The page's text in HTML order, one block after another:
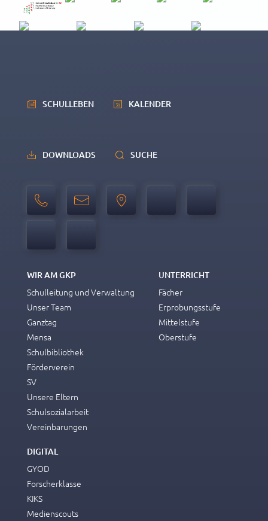
SCHULLEBEN KALENDER
DOWNLOADS SUCHE
WIR AM GKP
Schulleitung und Verwaltung
Unser Team
Ganztag
Mensa
Schulbibliothek
Förderverein
SV
Unsere Eltern
Schulsozialarbeit
Vereinbarungen
UNTERRICHT
Fächer
Erprobungsstufe
Mittelstufe
Oberstufe
DIGITAL
GYOD
Forscherklasse
KIKS
Medienscouts